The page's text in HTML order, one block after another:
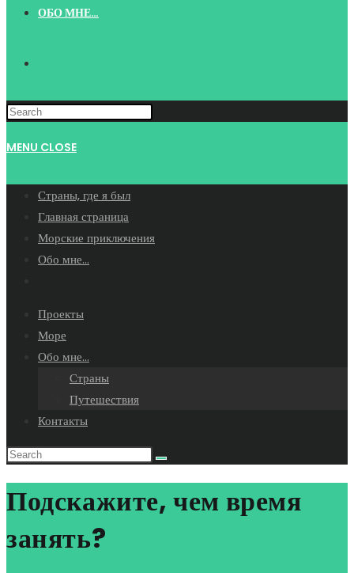
ОБО МНЕ…
WEBSITE
MENU CLOSE
Страны, где я был
Главная страница
Морские приключения
Обо мне…
search
Проекты
Море
Обо мне…
Страны
Путешествия
Контакты
Подскажите, чем время
занять?